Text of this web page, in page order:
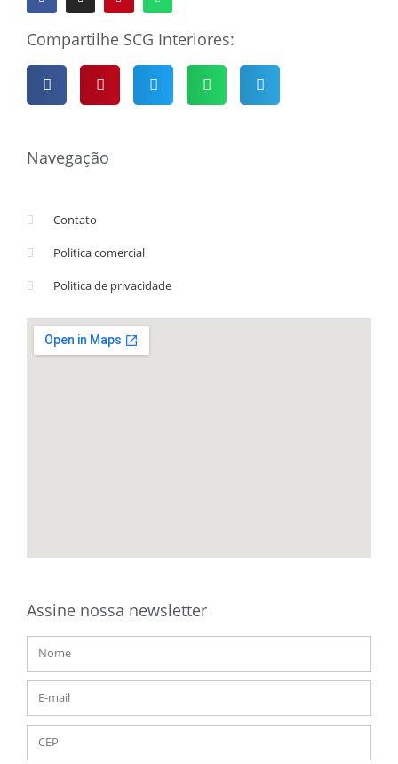
Compartilhe SCG Interiores:
Navegação
Contato
Politica comercial
Politica de privacidade
Assine nossa newsletter